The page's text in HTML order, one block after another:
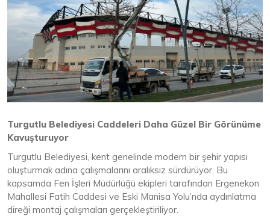
Turgutlu Belediyesi Caddeleri Daha Güzel Bir Görünüme
Kavuşturuyor
Turgutlu Belediyesi, kent genelinde modern bir şehir yapısı
oluşturmak adına çalışmalarını aralıksız sürdürüyor. Bu
kapsamda Fen İşleri Müdürlüğü ekipleri tarafından Ergenekon
Mahallesi Fatih Caddesi ve Eski Manisa Yolu’nda aydınlatma
direği montaj çalışmaları gerçekleştiriliyor.